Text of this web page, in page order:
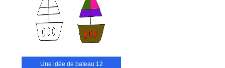
Une idée de bateau 12